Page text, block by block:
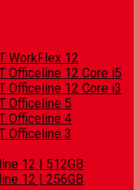
WorkFlex 12
Officeline 12 Core i5
Officeline 12 Core i3
Officeline 5
Officeline 4
Officeline 3
12 | 512GB
12 | 256GB